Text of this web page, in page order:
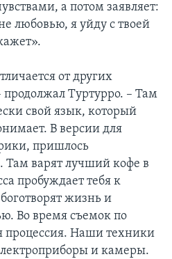
а потом заявляет:
любовью, я уйду с твоей
от других
продолжал Туртурро. – Там
свой язык, который
В версии для
пришлось
Там варят лучший кофе в
пробуждает тебя к
жизнь и
Во время съемок по
процессия. Наши техники
и камеры.